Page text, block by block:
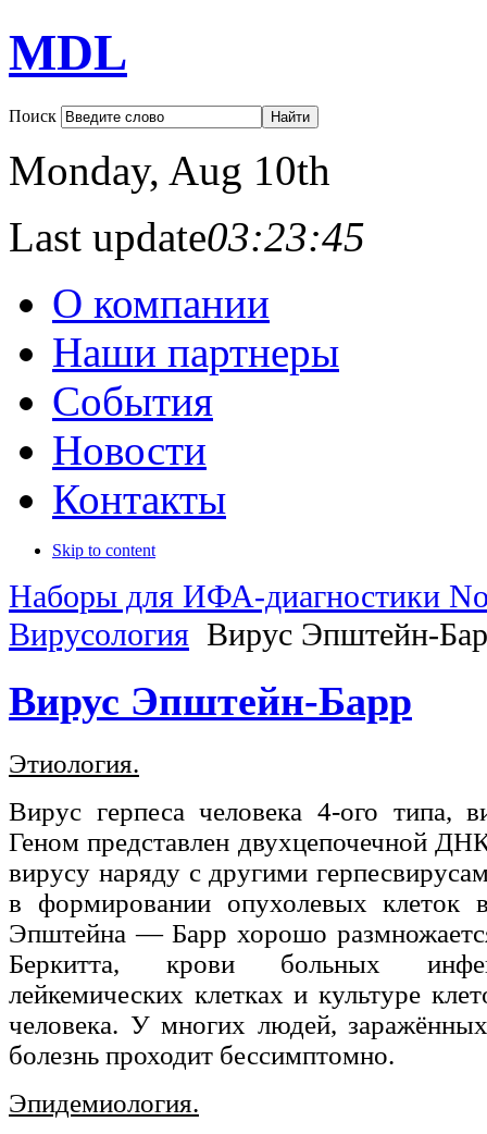
MDL
Поиск
Monday, Aug 10th
Last update03:23:45
О компании
Наши партнеры
События
Новости
Контакты
Skip to content
Наборы для ИФА-диагностики
Вирусология Вирус Эпштейн-
Вирус Эпштейн-Барр
Этиология.
Вирус герпеса человека 4-ого типа,
Геном представлен двухцепочечной
вирусу наряду с другими
в формировании опухолевых клеток
Эпштейна — Барр хорошо
Беркитта, крови больных
лейкемических клетках и культуре
человека. У многих людей,
болезнь проходит бессимптомно.
Эпидемиология.